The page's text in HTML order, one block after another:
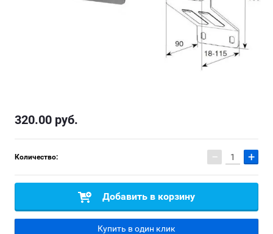
320.00 руб.
Количество: − +
Добавить в корзину
Купить в один клик